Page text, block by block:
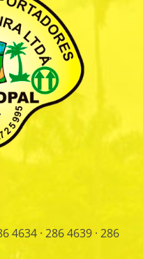
4634 · 286 4639 · 286